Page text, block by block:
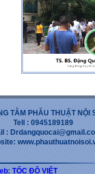
TẪM PHẪU THUẬT NỘI
Tell : 0945189189
:
: TỐC ĐỘ VIỆT